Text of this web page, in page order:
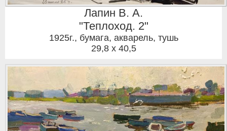
Лапин В. А.
"Теплоход. 2"
1925г., бумага, акварель, тушь
29,8 x 40,5